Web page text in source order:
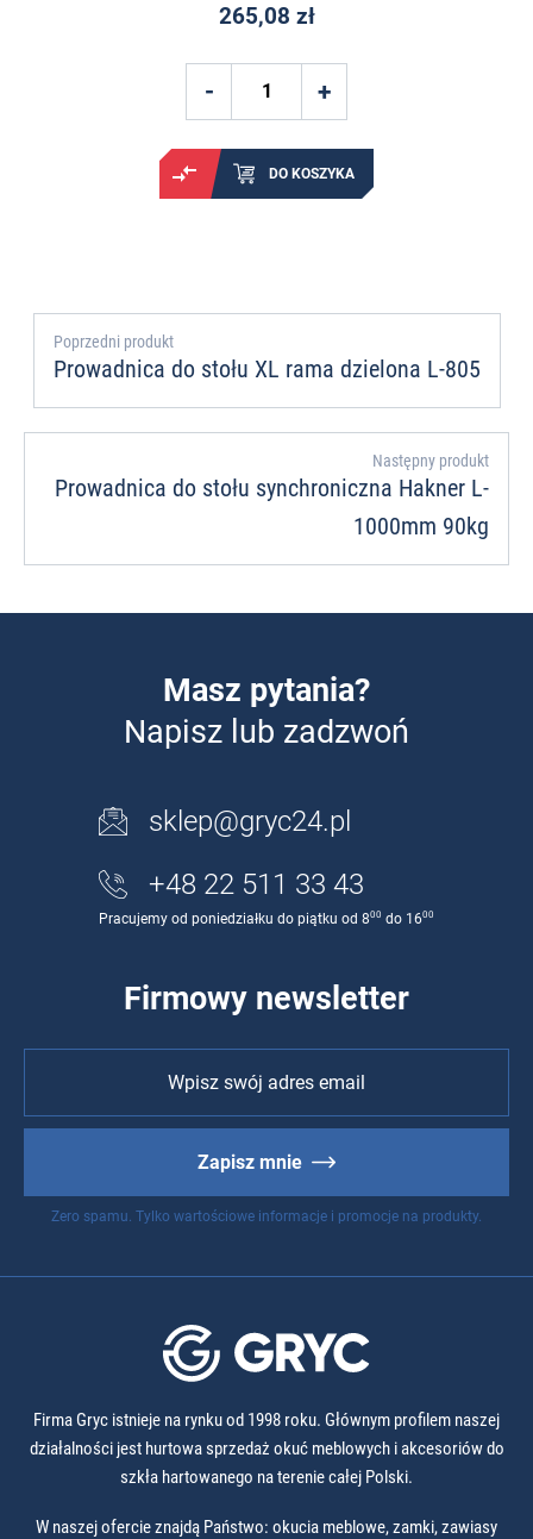
265,08 zł
DO KOSZYKA
Poprzedni produkt
Prowadnica do stołu XL rama dzielona L-805
Następny produkt
Prowadnica do stołu synchroniczna Hakner L-
1000mm 90kg
Masz pytania?
Napisz lub zadzwoń
sklep@gryc24.pl
+48 22 511 33 43
Pracujemy od poniedziałku do piątku od 800 do 1600
Firmowy newsletter
Zapisz mnie
Zero spamu. Tylko wartościowe informacje i promocje na produkty.
Firma Gryc istnieje na rynku od 1998 roku. Głównym profilem naszej
działalności jest hurtowa sprzedaż okuć meblowych i akcesoriów do
szkła hartowanego na terenie całej Polski.
W naszej ofercie znajdą Państwo: okucia meblowe, zamki, zawiasy